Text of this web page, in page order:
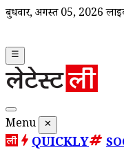
बुधवार, अगस्त 05, 2026
☰
Menu ✕
QUICKLY